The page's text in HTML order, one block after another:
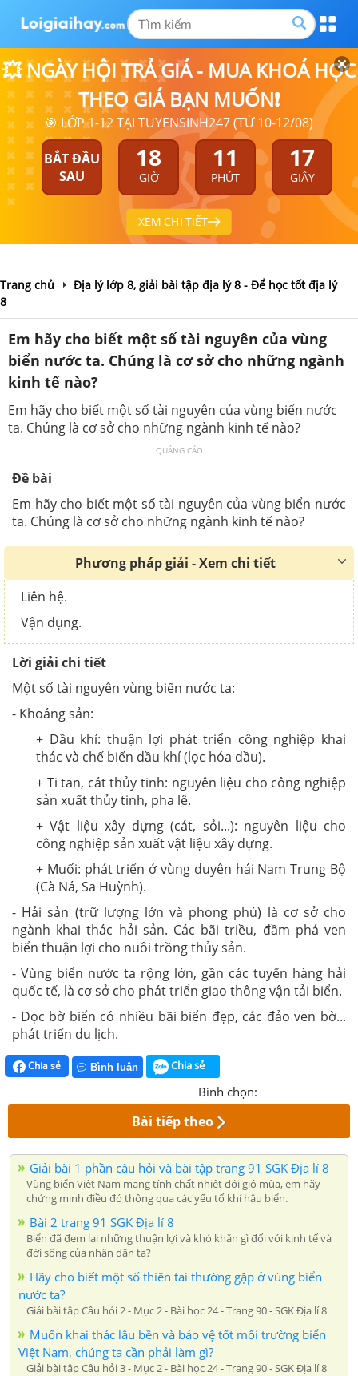
💥 NGÀY HỘI TRẢ GIÁ - MUA KHOÁ HỌC
THEO GIÁ BẠN MUỐN❗
🎯 LỚP 1-12 TẠI TUYENSINH247 (TỪ 10-12/08)
BẮT ĐẦU
SAU
18
GIỜ
11
PHÚT
16
GIÂY
XEM CHI TIẾT
Trang chủ
Địa lý lớp 8, giải bài tập địa lý 8 - Để học tốt địa lý
8
Em hãy cho biết một số tài nguyên của vùng
biển nước ta. Chúng là cơ sở cho những ngành
kinh tế nào?
Em hãy cho biết một số tài nguyên của vùng biển nước
ta. Chúng là cơ sở cho những ngành kinh tế nào?
QUẢNG CÁO
Đề bài
Em hãy cho biết một số tài nguyên của vùng biển nước
ta. Chúng là cơ sở cho những ngành kinh tế nào?
Phương pháp giải - Xem chi tiết
Liên hệ.
Vận dụng.
Lời giải chi tiết
Một số tài nguyên vùng biển nước ta:
- Khoáng sản:
+ Dầu khí: thuận lợi phát triển công nghiệp khai
thác và chế biến dầu khí (lọc hóa dầu).
+ Ti tan, cát thủy tinh: nguyên liệu cho công nghiệp
sản xuất thủy tinh, pha lê.
+ Vật liệu xây dựng (cát, sỏi...): nguyên liệu cho
công nghiệp sản xuất vật liệu xây dựng.
+ Muối: phát triển ở vùng duyên hải Nam Trung Bộ
(Cà Ná, Sa Huỳnh).
- Hải sản (trữ lượng lớn và phong phú) là cơ sở cho
ngành khai thác hải sản. Các bãi triều, đầm phá ven
biển thuận lợi cho nuôi trồng thủy sản.
- Vùng biển nước ta rộng lớn, gần các tuyến hàng hải
quốc tế, là cơ sở cho phát triển giao thông vận tải biển.
- Dọc bờ biển có nhiều bãi biển đẹp, các đảo ven bờ...
phát triển du lịch.
Chia sẻ Bình luận Chia sẻ
Bình chọn:
Bài tiếp theo
Giải bài 1 phần câu hỏi và bài tập trang 91 SGK Địa lí 8
Vùng biển Việt Nam mang tính chất nhiệt đới gió mùa, em hãy
chứng minh điều đó thông qua các yếu tố khí hậu biển.
Bài 2 trang 91 SGK Địa lí 8
Biển đã đem lại những thuận lợi và khó khăn gì đối với kinh tế và
đời sống của nhân dân ta?
Hãy cho biết một số thiên tai thường gặp ở vùng biển
nước ta?
Giải bài tập Câu hỏi 2 - Mục 2 - Bài học 24 - Trang 90 - SGK Địa lí 8
Muốn khai thác lâu bền và bảo vệ tốt môi trường biển
Việt Nam, chúng ta cần phải làm gì?
Giải bài tập Câu hỏi 3 - Mục 2 - Bài học 24 - Trang 90 - SGK Địa lí 8